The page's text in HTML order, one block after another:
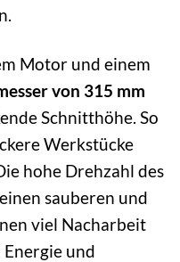
Motor und einem
von 315 mm
Schnitthöhe. So
Werkstücke
hohe Drehzahl des
sauberen und
viel Nacharbeit
und